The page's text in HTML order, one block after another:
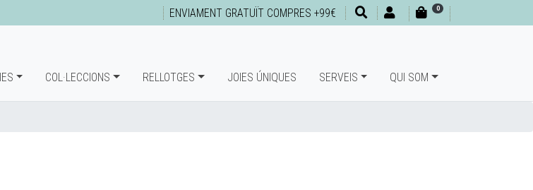
ENVIAMENT GRATUÏT COMPRES +99€ 0
COL·LECCIONS RELLOTGES JOIES ÚNIQUES SERVEIS QUI SOM